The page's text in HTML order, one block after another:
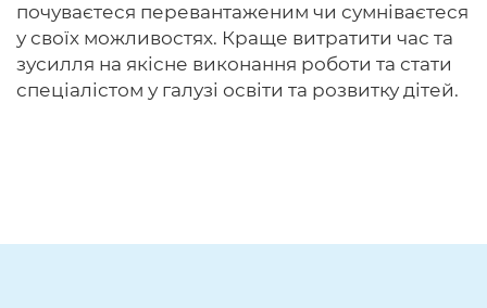
почуваєтеся перевантаженим чи сумніваєтеся
у своїх можливостях. Краще витратити час та
зусилля на якісне виконання роботи та стати
спеціалістом у галузі освіти та розвитку дітей.